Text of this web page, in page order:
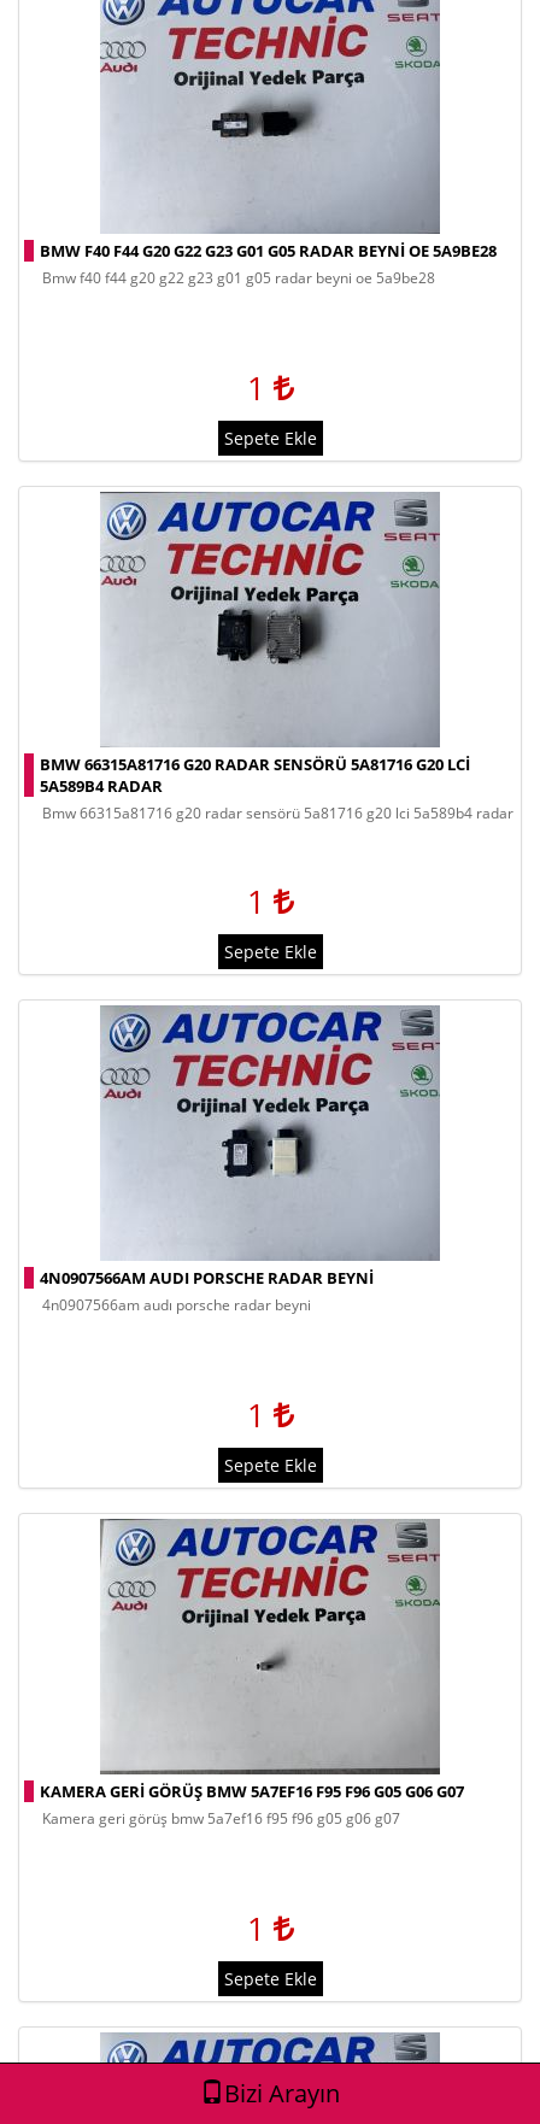
BMW F40 F44 G20 G22 G23 G01 G05 RADAR BEYNİ OE 5A9BE28
bmw f40 f44 g20 g22 g23 g01 g05 radar beyni̇ oe 5a9be28
1
Sepete Ekle
BMW 66315A81716 G20 RADAR SENSÖRÜ 5A81716 G20 LCİ
5A589B4 RADAR
bmw 66315a81716 g20 radar sensörü 5a81716 g20 lci̇ 5a589b4 radar
1
Sepete Ekle
4N0907566AM AUDI PORSCHE RADAR BEYNİ
4n0907566am audi porsche radar beyni̇
1
Sepete Ekle
KAMERA GERI GÖRÜŞ BMW 5A7EF16 F95 F96 G05 G06 G07
kamera geri görüş bmw 5a7ef16 f95 f96 g05 g06 g07
1
Sepete Ekle
Bizi Arayın